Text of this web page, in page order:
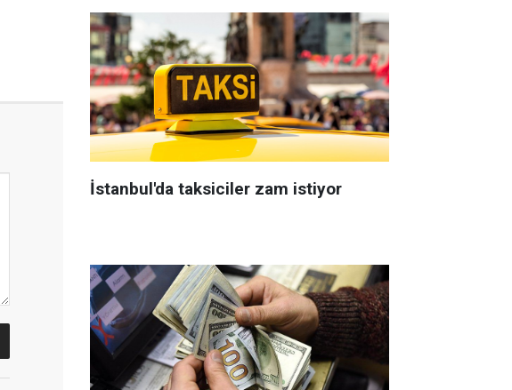
İstanbul'da taksiciler zam istiyor